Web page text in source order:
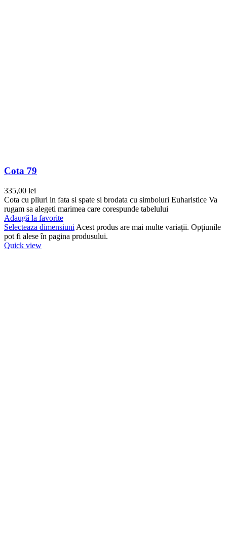
Cota 79
335,00 lei
Cota cu pliuri in fata si spate si brodata cu simboluri Euharistice Va
rugam sa alegeti marimea care corespunde tabelului
Adaugă la favorite
Selecteaza dimensiuni Acest produs are mai multe variații. Opțiunile
pot fi alese în pagina produsului.
Quick view